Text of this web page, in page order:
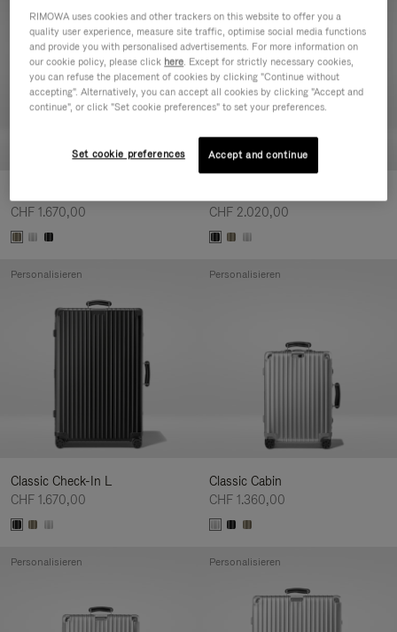
CHF 1.670,00
CHF 2.020,00
Classic Check-In L
CHF 1.670,00
Personalisieren
Classic Cabin
CHF 1.360,00
Personalisieren
Personalisieren Personalisieren
RIMOWA uses cookies and other trackers on this website to offer you a
quality user experience, measure site traffic, optimise social media functions
and provide you with personalised advertisements. For more information on
our cookie policy, please click here. Except for strictly necessary cookies,
you can refuse the placement of cookies by clicking "Continue without
accepting". Alternatively, you can accept all cookies by clicking "Accept and
continue", or click "Set cookie preferences" to set your preferences.
Set cookie preferences Accept and continue